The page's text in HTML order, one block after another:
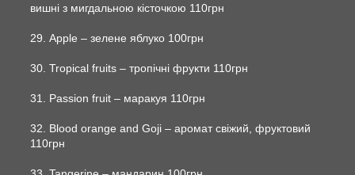
вишні з мигдальною кісточкою 110грн
29. Apple – зелене яблуко 100грн
30. Tropical fruits – тропічні фрукти 110грн
31. Passion fruit – маракуя 110грн
32. Blood orange and Goji – аромат свіжий, фруктовий
110грн